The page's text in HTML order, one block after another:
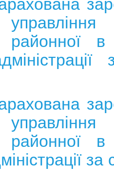
управління
районної в
управління
районної в